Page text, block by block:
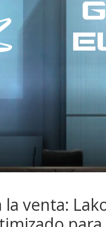
la venta: